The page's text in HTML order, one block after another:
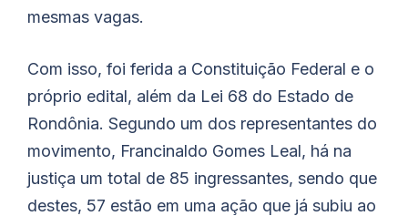
mesmas vagas.
Com isso, foi ferida a Constituição Federal e o
próprio edital, além da Lei 68 do Estado de
Rondônia. Segundo um dos representantes do
movimento, Francinaldo Gomes Leal, há na
justiça um total de 85 ingressantes, sendo que
destes, 57 estão em uma ação que já subiu ao